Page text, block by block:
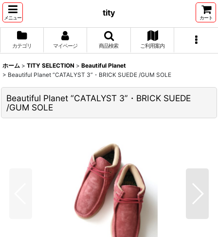
メニュー
tity
カート
カテゴリ マイページ 商品検索 ご利用案内
ホーム > TITY SELECTION > Beautiful Planet
> Beautiful Planet “CATALYST 3”・BRICK SUEDE /GUM SOLE
Beautiful Planet “CATALYST 3”・BRICK SUEDE
/GUM SOLE